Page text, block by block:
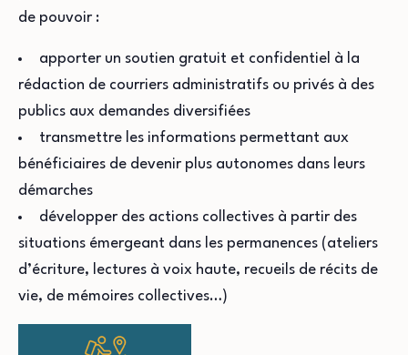
de pouvoir :
apporter un soutien gratuit et confidentiel à la
rédaction de courriers administratifs ou privés à des
publics aux demandes diversifiées
transmettre les informations permettant aux
bénéficiaires de devenir plus autonomes dans leurs
démarches
développer des actions collectives à partir des
situations émergeant dans les permanences (ateliers
d’écriture, lectures à voix haute, recueils de récits de
vie, de mémoires collectives…)